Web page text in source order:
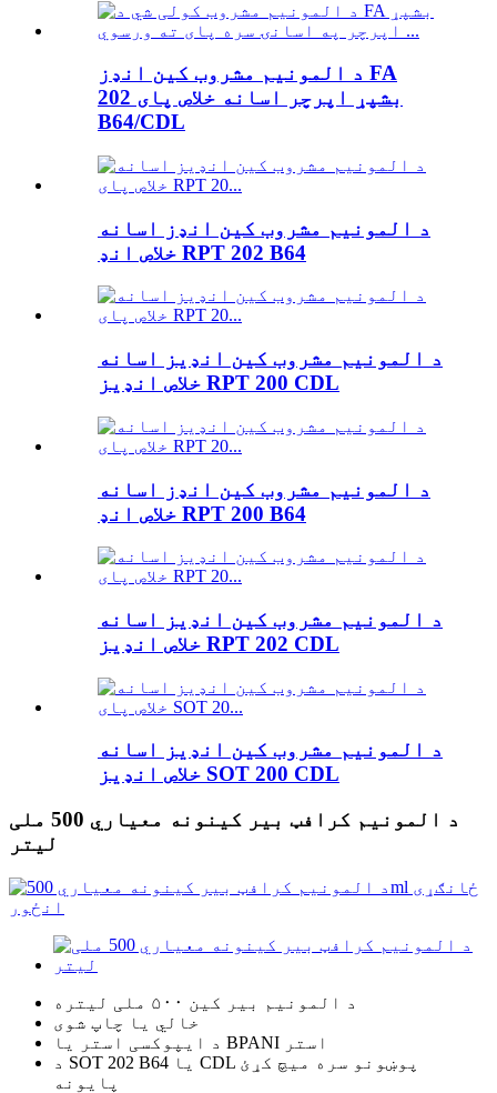
د المونیم مشروب کین انډز FA
بشپړ اپرچر اسانه خلاص پای 202
B64/CDL
د المونیم مشروب کین انډز اسانه
خلاص انډ RPT 202 B64
د المونیم مشروب کین انډیز اسانه
خلاص انډیز RPT 200 CDL
د المونیم مشروب کین انډز اسانه
خلاص انډ RPT 200 B64
د المونیم مشروب کین انډیز اسانه
خلاص انډیز RPT 202 CDL
د المونیم مشروب کین انډیز اسانه
خلاص انډیز SOT 200 CDL
د المونیم کرافټ بیر کینونه معیاري 500 ملی
لیتر
د المونیم بیر کین ۵۰۰ ملی لیتره
خالي یا چاپ شوی
د ایپوکسی استر یا BPANI استر
د SOT 202 B64 یا CDL پوښونو سره میچ کړئ
پایونه